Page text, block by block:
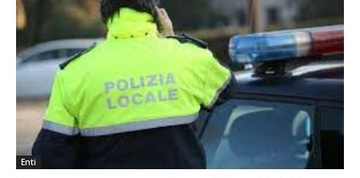
Enti